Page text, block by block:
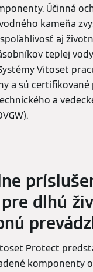
Účinná
kameňa
aj
teplej
Vitoset
a sú
a
dlhú
Protect
komponenty